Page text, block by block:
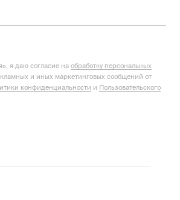
я даю согласие на обработку персональных
и иных маркетинговых сообщений от
конфиденциальности и Пользовательского